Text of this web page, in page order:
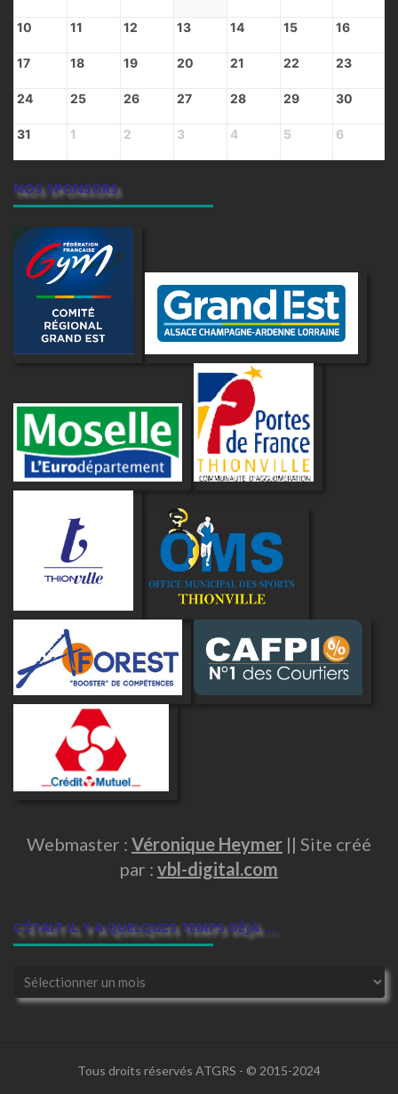
10 11 12 13 14 15 16
17 18 19 20 21 22 23
24 25 26 27 28 29 30
31 1 2 3 4 5 6
NOS SPONSORS
Webmaster : Véronique Heymer || Site créé
par : vbl-digital.com
C’ÉTAIT IL Y A QUELQUES TEMPS DÉJÀ …
Tous droits réservés ATGRS - © 2015-2024